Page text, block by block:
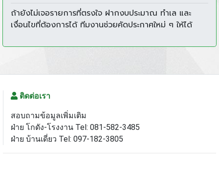
ถ้ายังไม่เจอรายการที่ตรงใจ ฝากงบประมาณ ทำเล และ
เงื่อนไขที่ต้องการได้ ทีมงานช่วยคัดประกาศใหม่ ๆ ให้ได้
ติดต่อเรา
สอบถามข้อมูลเพิ่มเติม
ฝ่าย โกดัง-โรงงาน Tel: 081-582-3485
ฝ่าย บ้านเดี่ยว Tel: 097-182-3805